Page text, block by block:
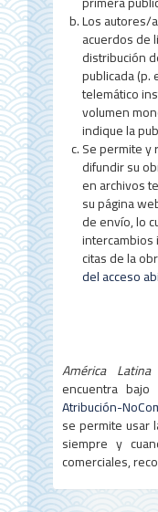
l
a
r
t
í
c
u
l
o
Los autores/
acuerdos de
distribución
publicada (p.
telemático
volumen
indique la
Se permite y
difundir su
en archivos
su página
de envío, lo
intercambios
citas de la
del acceso
América
encuentra
Atribución-
se permite usar
siempre y
comerciales,